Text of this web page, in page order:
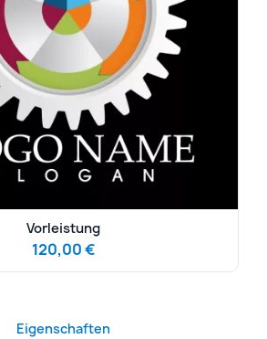
Vorleistung
120,00 €
Eigenschaften